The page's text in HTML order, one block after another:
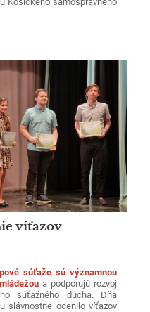
roka a príjemné prežitie
víťazov
súťaže sú významnou
a podporujú rozvoj
súťažného ducha. Dňa
slávnostne ocenilo víťazov